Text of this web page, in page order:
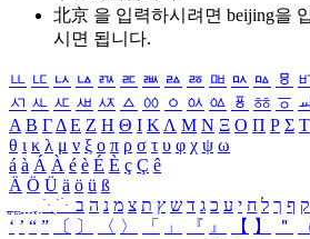
北京 을 입력하시려면 beijing을
시면 됩니다.
ㅥ ㅦ ㅧ ㅨ ㅩ ㅪ ㅫ ㅬ ㅭ ㅮ ㅯ ㅰ ㅱ
ㅺ ㅻ ㅼ ㅽ ㅾ ㅿ ㆀ ㆁ ㆂ ㆃ ㆄ ㆅ ㆆ
Α Β ΓΔ Ε Ζ Η Θ Ι ΚΛ Μ Ν Ξ Ο Π Ρ Σ Τ
θ ι κ λ μ ν ξ ο π ρ σ τ υ φ χ ψ ω
á à Á À é è É È ç Ç ê
Ä Ö Ü ä ö ü ß
ִֶֹ ֻּ ׁׂ ק ף ך ל ח י ע כ ג ד ש ץ ת צ מ נ ה ב
‘ ’ “ ” 〔 〕 〈 〉 「 」 『 』 【 】 ＂